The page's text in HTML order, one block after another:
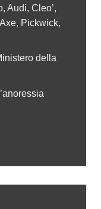
Audi, Cleo’,
Pickwick,
della